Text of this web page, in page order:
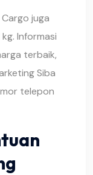
juga
Informasi
terbaik,
Siba
telepon